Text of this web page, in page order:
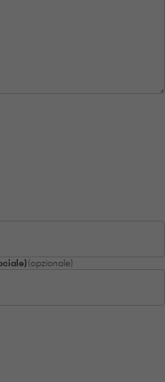
(opzionale)